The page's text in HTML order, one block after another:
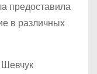
предоставила
в различных